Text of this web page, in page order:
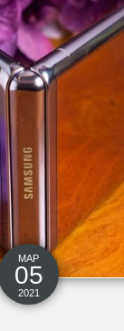
МАР
05
2021